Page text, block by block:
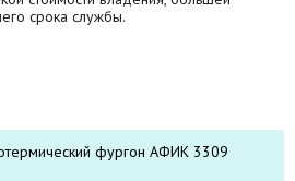
срока службы.
фургон АФИК 3309